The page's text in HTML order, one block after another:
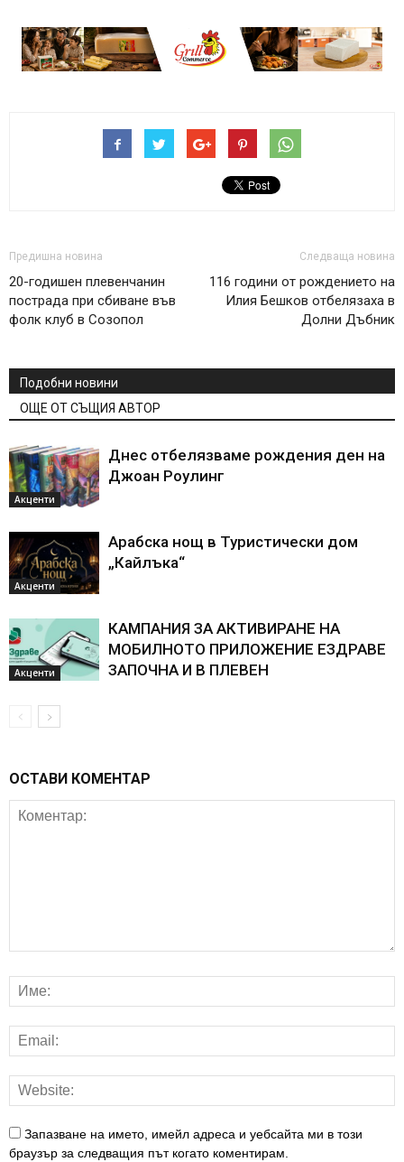
Предишна новина
20-годишен плевенчанин
пострада при сбиване във
фолк клуб в Созопол
Следваща новина
116 години от рождението на
Илия Бешков отбелязаха в
Долни Дъбник
Подобни новини
ОЩЕ ОТ СЪЩИЯ АВТОР
Акценти
Днес отбелязваме рождения ден на
Джоан Роулинг
Акценти
Арабска нощ в Туристически дом
„Кайлъка“
Акценти
КАМПАНИЯ ЗА АКТИВИРАНЕ НА
МОБИЛНОТО ПРИЛОЖЕНИЕ ЕЗДРАВЕ
ЗАПОЧНА И В ПЛЕВЕН
ОСТАВИ КОМЕНТАР
Запазване на името, имейл адреса и уебсайта ми в този
браузър за следващия път когато коментирам.